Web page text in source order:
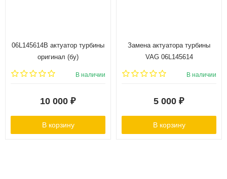
06L145614B актуатор турбины
оригинал (бу)
В наличии
10 000 ₽
В корзину
Замена актуатора турбины
VAG 06L145614
В наличии
5 000 ₽
В корзину